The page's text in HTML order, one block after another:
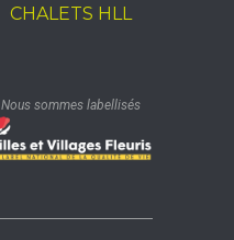
CHALETS HLL
Nous sommes labellisés